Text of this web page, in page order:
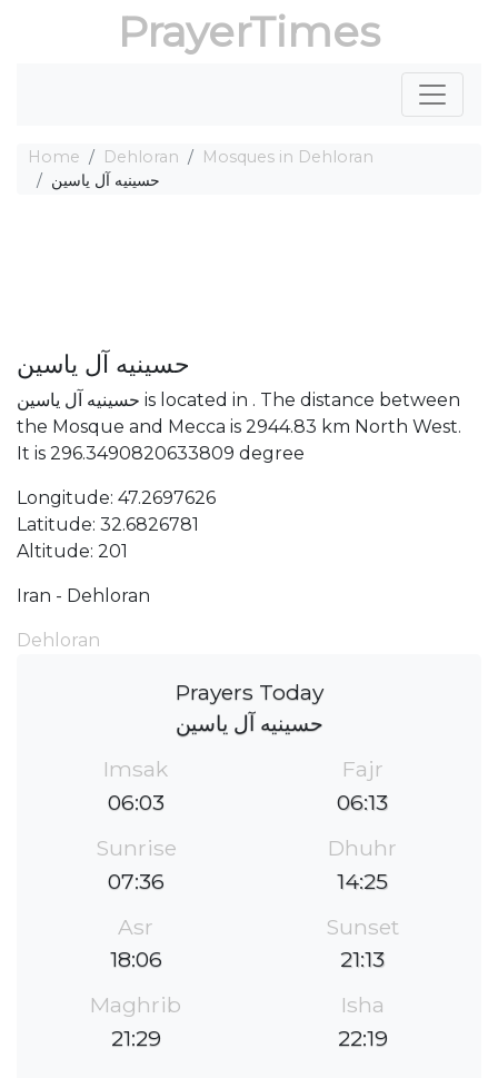
PrayerTimes
Home Dehloran
Mosques in Dehloran
حسینیه آل یاسین
حسینیه آل یاسین
حسینیه آل یاسین is located in . The distance between
the Mosque and Mecca is 2944.83 km North West.
It is 296.3490820633809 degree
Longitude: 47.2697626
Latitude: 32.6826781
Altitude: 201
Iran - Dehloran
Dehloran
Prayers Today
حسینیه آل یاسین
Imsak
06:03
Fajr
06:13
Sunrise
07:36
Dhuhr
14:25
Asr
18:06
Sunset
21:13
Maghrib
21:29
Isha
22:19